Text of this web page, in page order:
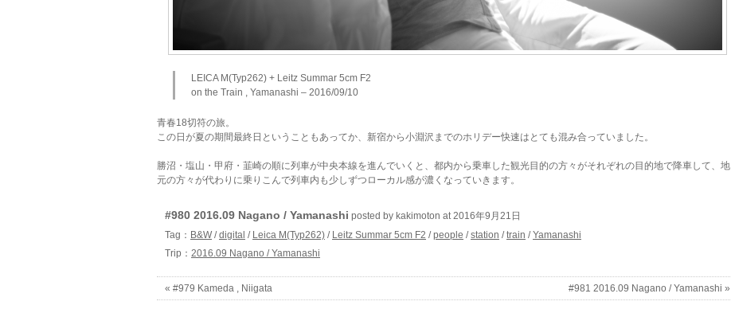
LEICA M(Typ262) + Leitz Summar 5cm F2
on the Train , Yamanashi – 2016/09/10
青春18切符の旅。
この日が夏の期間最終日ということもあってか、新宿から小淵沢までのホリデー快速はとても混み合っていました。
勝沼・塩山・甲府・韮崎の順に列車が中央本線を進んでいくと、都内から乗車した観光目的の方々がそれぞれの目的地で降車して、地
元の方々が代わりに乗りこんで列車内も少しずつローカル感が濃くなっていきます。
#980 2016.09 Nagano / Yamanashi posted by kakimoton at 2016年9月21日
Tag： B&W /digital / Leica M(Typ262) / Leitz Summar 5cm F2 /people /station /train /Yamanashi
Trip： 2016.09 Nagano / Yamanashi
« #979 Kameda , Niigata #981 2016.09 Nagano / Yamanashi »